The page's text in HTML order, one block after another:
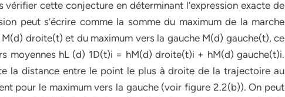
vérifier cette conjecture en déterminant l’expression exacte de
peut s’écrire comme la somme du maximum de la marche
droite(t) et du maximum vers la gauche M(d) gauche(t), ce
moyennes hL (d) 1D(t)i = hM(d) droite(t)i + hM(d) gauche(t)i.
la distance entre le point le plus à droite de la trajectoire au
pour le maximum vers la gauche (voir figure 2.2(b)). On peut